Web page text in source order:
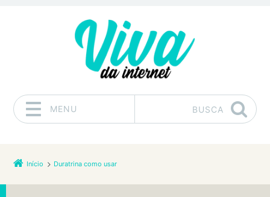
MENU BUSCA
Início Duratrina como usar